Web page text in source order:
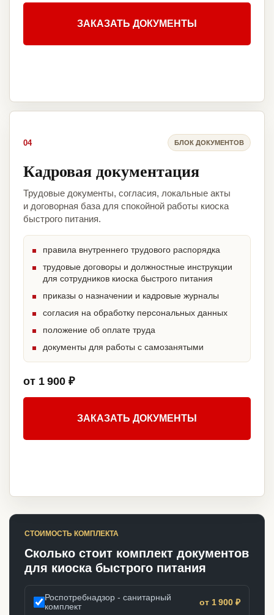
ЗАКАЗАТЬ ДОКУМЕНТЫ
04 БЛОК ДОКУМЕНТОВ
Кадровая документация
Трудовые документы, согласия, локальные акты
и договорная база для спокойной работы киоска
быстрого питания.
правила внутреннего трудового распорядка
трудовые договоры и должностные инструкции
для сотрудников киоска быстрого питания
приказы о назначении и кадровые журналы
согласия на обработку персональных данных
положение об оплате труда
документы для работы с самозанятыми
от 1 900 ₽
ЗАКАЗАТЬ ДОКУМЕНТЫ
СТОИМОСТЬ КОМПЛЕКТА
Сколько стоит комплект документов
для киоска быстрого питания
Роспотребнадзор - санитарный
комплект
от 1 900 ₽